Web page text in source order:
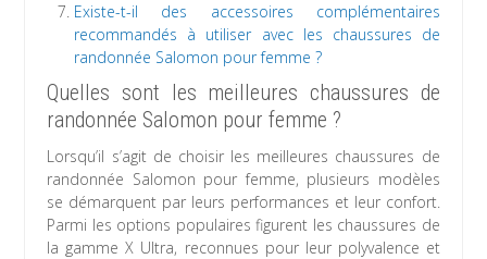
Existe-t-il des accessoires complémentaires
recommandés à utiliser avec les chaussures de
randonnée Salomon pour femme ?
Quelles sont les meilleures chaussures de
randonnée Salomon pour femme ?
Lorsqu’il s’agit de choisir les meilleures chaussures de
randonnée Salomon pour femme, plusieurs modèles
se démarquent par leurs performances et leur confort.
Parmi les options populaires figurent les chaussures de
la gamme X Ultra, reconnues pour leur polyvalence et